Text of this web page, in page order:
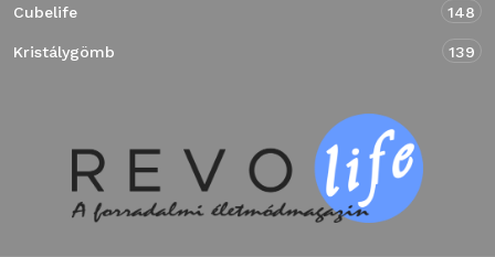
Cubelife 148
Kristálygömb 139